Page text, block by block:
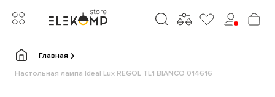
Главная
Настольная лампа Ideal Lux REGOL TL1 BIANCO 014616